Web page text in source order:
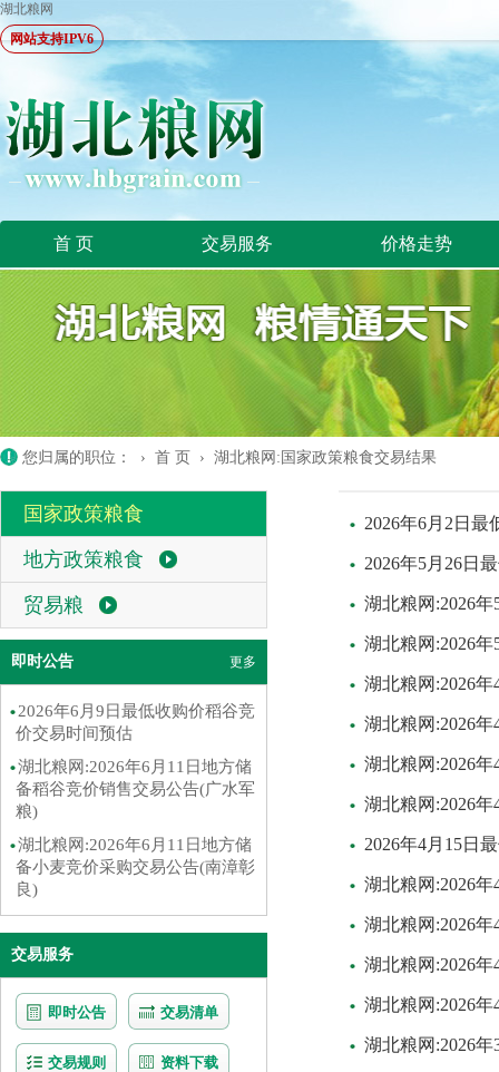
湖北粮网
网站支持IPV6
首 页 交易服务 价格走势
您归属的职位： › 首 页 › 湖北粮网:国家政策粮食交易结果
国家政策粮食
地方政策粮食
贸易粮
即时公告 更多
2026年6月9日最低收购价稻谷竞
价交易时间预估
湖北粮网:2026年6月11日地方储
备稻谷竞价销售交易公告(广水军
粮)
湖北粮网:2026年6月11日地方储
备小麦竞价采购交易公告(南漳彰
良)
交易服务
即时公告 交易清单
交易规则 资料下载
2026年6月2日
2026年5月26日
湖北粮网:2026
湖北粮网:2026
湖北粮网:2026
湖北粮网:2026
湖北粮网:2026
湖北粮网:2026
2026年4月15日
湖北粮网:2026
湖北粮网:2026
湖北粮网:2026
湖北粮网:2026
湖北粮网:2026